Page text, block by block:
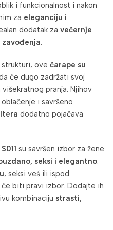
i funkcionalnost i nakon
za eleganciju i
dodatak za večernje
.
ove čarape su
će dugo zadržati svoj
pranja. Njihov
i savršeno
dodatno pojačava
su savršen izbor za žene
seksi i elegantno.
, seksi veš ili ispod
će biti pravi izbor. Dodajte ih
kombinaciju strasti,